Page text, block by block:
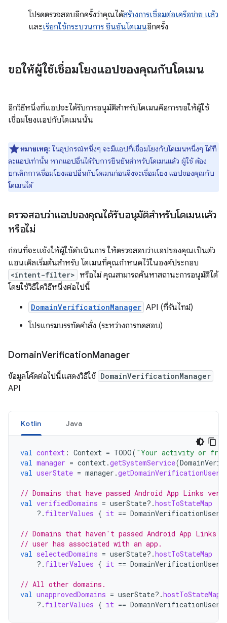
โปรดตรวจสอบอีกครั้งว่าคุณได้สร้างการเชื่อมต่อเครือข่าย แล้ว
และเรียกใช้กระบวนการ ยืนยันโดเมนอีกครั้ง
ขอให้ผู้ใช้เชื่อมโยงแอปของคุณกับโดเมน
อีกวิธีหนึ่งที่แอปจะได้รับการอนุมัติสำหรับโดเมนคือการขอให้ผู้ใช้
เชื่อมโยงแอปกับโดเมนนั้น
หมายเหตุ: ในอุปกรณ์หนึ่งๆ จะมีแอปที่เชื่อมโยงกับโดเมนหนึ่งๆ ได้ที
ละแอปเท่านั้น หากแอปอื่นได้รับการยืนยันสำหรับโดเมนแล้ว ผู้ใช้ ต้อง
ยกเลิกการเชื่อมโยงแอปอื่นกับโดเมนก่อนจึงจะเชื่อมโยง แอปของคุณกับ
โดเมนได้
ตรวจสอบว่าแอปของคุณได้รับอนุมัติสำหรับโดเมนแล้ว
หรือไม่
ก่อนที่จะแจ้งให้ผู้ใช้ดำเนินการ ให้ตรวจสอบว่าแอปของคุณเป็นตัว
แฮนเดิลเริ่มต้นสำหรับ โดเมนที่คุณกำหนดไว้ในองค์ประกอบ
<intent-filter> หรือไม่ คุณสามารถค้นหาสถานะการอนุมัติได้
โดยใช้วิธีใดวิธีหนึ่งต่อไปนี้
DomainVerificationManager API (ที่รันไทม์)
โปรแกรมบรรทัดคำสั่ง (ระหว่างการทดสอบ)
DomainVerificationManager
ข้อมูลโค้ดต่อไปนี้แสดงวิธีใช้ DomainVerificationManager
API
Kotlin Java
val context : Context = TODO( "Your activity or
val manager = context.getSystemService(
val userState = manager .
// Domains that have passed Android App Links
val verifiedDomains = userState?.hostToStateMap
?. filterValues { it ==
// Domains that haven't passed Android App
// user has associated with an app.
val selectedDomains = userState?.hostToStateMap
?. filterValues { it ==
// All other domains.
val unapprovedDomains = userState?.hostToStateMap
?. filterValues { it ==